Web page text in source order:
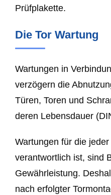
Prüfplakette.
Die Tor Wartung
Wartungen in
verzögern die
Türen, Toren und
deren Lebensdauer
Wartungen für die
verantwortlich ist, sind
Gewährleistung.
nach erfolgter